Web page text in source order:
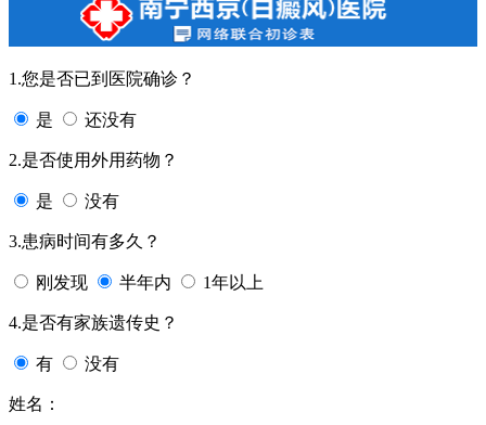
1.您是否已到医院确诊？
是 还没有
2.是否使用外用药物？
是 没有
3.患病时间有多久？
刚发现 半年内 1年以上
4.是否有家族遗传史？
有 没有
姓名：